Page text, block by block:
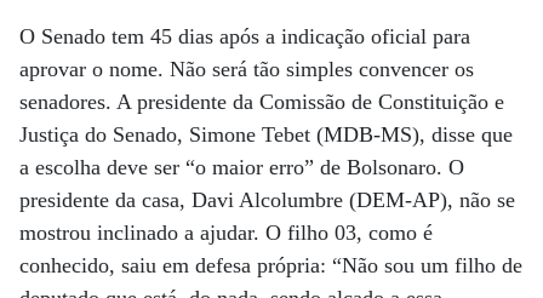
O Senado tem 45 dias após a indicação oficial para
aprovar o nome. Não será tão simples convencer os
senadores. A presidente da Comissão de Constituição e
Justiça do Senado, Simone Tebet (MDB-MS), disse que
a escolha deve ser “o maior erro” de Bolsonaro. O
presidente da casa, Davi Alcolumbre (DEM-AP), não se
mostrou inclinado a ajudar. O filho 03, como é
conhecido, saiu em defesa própria: “Não sou um filho de